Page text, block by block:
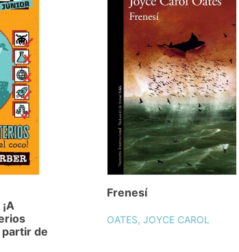
partir de
Frenesí
OATES, JOYCE CAROL